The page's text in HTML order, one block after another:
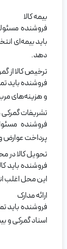
بیمه کالا
فروشنده
باید بیمه‌ای
دهد.
ترخیص کالا از
فروشنده باید
و هزینه‌های
تشریفات
فروشنده
پرداخت عوارض
تحویل کالا
فروشنده باید
این محل اغلب
ارائه مدارک
فروشنده باید
اسناد گمرکی و